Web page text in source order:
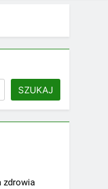
SZUKAJ
zdrowia